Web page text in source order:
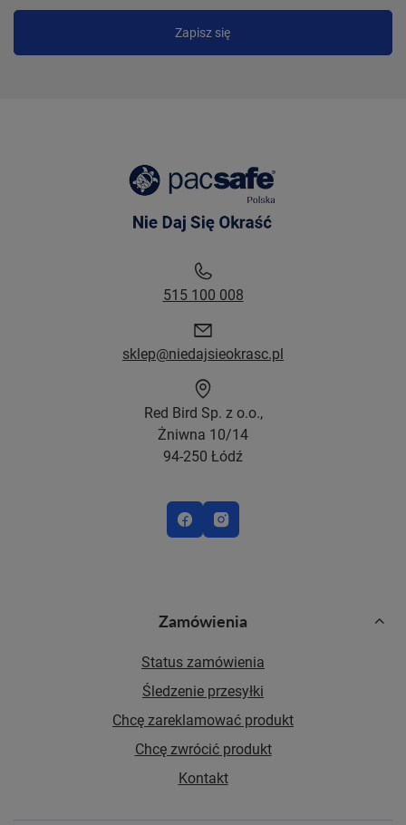
Zapisz się
Zamówienia
Status zamówienia
Śledzenie przesyłki
Chcę zareklamować produkt
Chcę zwrócić produkt
Kontakt
515 100 008
sklep@niedajsieokrasc.pl
Red Bird Sp. z o.o.,
Żniwna 10/14
94-250 Łódź